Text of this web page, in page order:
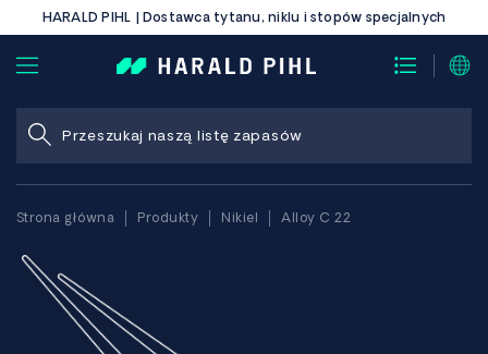
HARALD PIHL | Dostawca tytanu, niklu i stopów specjalnych
Strona główna Produkty Nikiel Alloy C 22